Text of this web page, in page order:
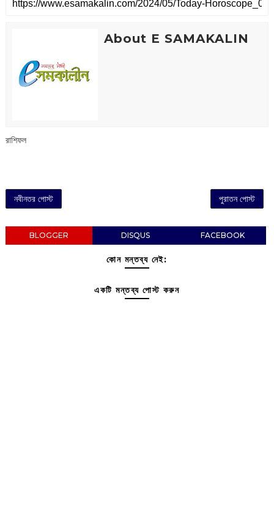
About E SAMAKALIN
রাশিফল
নবীনতর পোস্ট পুরাতন পোস্ট
BLOGGER DISQUS FACEBOOK
কোন মন্তব্য নেই:
একটি মন্তব্য পোস্ট করুন